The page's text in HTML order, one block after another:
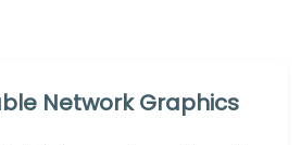
Network Graphics